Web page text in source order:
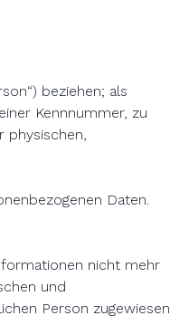
beziehen; als
Kennnummer, zu
physischen,
Daten.
nicht mehr
und
Person zugewiesen